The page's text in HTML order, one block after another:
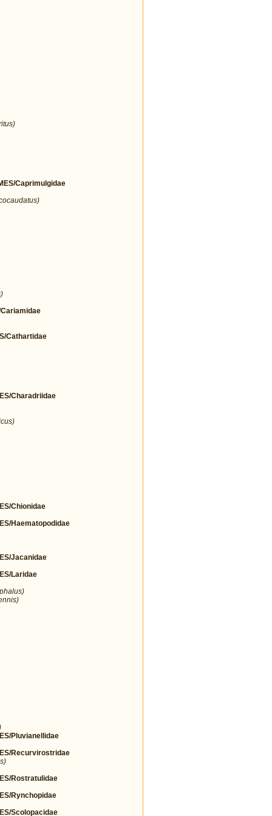
Caprimulgidae
Cariamidae
Cathartidae
Charadriidae
Chionidae
Haematopodidae
Jacanidae
Laridae
Pluvianellidae
Recurvirostridae
Rostratulidae
Rynchopidae
Scolopacidae